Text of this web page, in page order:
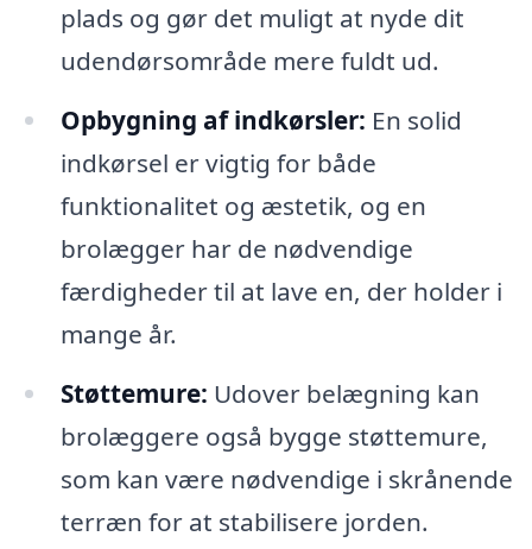
plads og gør det muligt at nyde dit
udendørsområde mere fuldt ud.
Opbygning af indkørsler: En solid
indkørsel er vigtig for både
funktionalitet og æstetik, og en
brolægger har de nødvendige
færdigheder til at lave en, der holder i
mange år.
Støttemure: Udover belægning kan
brolæggere også bygge støttemure,
som kan være nødvendige i skrånende
terræn for at stabilisere jorden.